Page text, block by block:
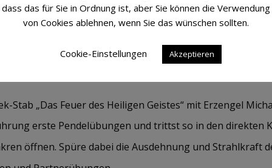
Metatron über die Diamant-Lichtpriester*in
wahres Lichtpotenzial zu entfalten und es
gechannelt von Kyria Deva
Stab „Das Feuer des Heiligen Geistes“ mit Erzengel
erste Pendelübungen und trittst so in den direkten
öffnen. Spüre dabei die Ausdehnung und Strahlkraft
dass das für Sie in Ordnung ist, aber Sie können die Verwendung
von Cookies ablehnen, wenn Sie das wünschen sollten.
Cookie-Einstellungen Akzeptieren